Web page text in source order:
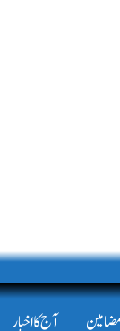
آج کا اخبار